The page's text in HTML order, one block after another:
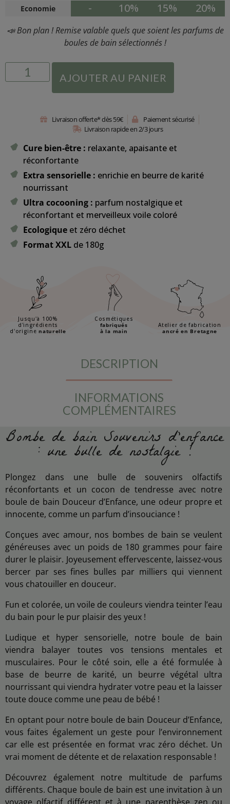
Economie
- 10% 15% 20%
📣 Bon plan ! Remise valable quels que soient les parfums de
boules de bain sélectionnés !
AJOUTER AU PANIER
Livraison offerte* dès 59€
Paiement sécurisé
Livraison rapide en 2/3 jours
Cure bien-être : relaxante, apaisante et
réconfortante
Extra sensorielle : enrichie en beurre de karité
nourrissant
Ultra cocooning : parfum nostalgique et
réconfortant et merveilleux voile coloré
Ecologique et zéro déchet
Format XXL de 180g
Jusqu'à 100%
d'ingrédients
d'originenaturelle
Cosmétiques
fabriqués
à la main
Atelier de fabrication
ancré en Bretagne
DESCRIPTION
INFORMATIONS
COMPLÉMENTAIRES
Bombe de bain Souvenirs d'enfance
: une bulle de nostalgie !
Plongez dans une bulle de souvenirs olfactifs
réconfortants et un cocon de tendresse avec notre
boule de bain Douceur d’Enfance, une odeur propre et
innocente, comme un parfum d’insouciance !
Conçues avec amour, nos bombes de bain se veulent
généreuses avec un poids de 180 grammes pour faire
durer le plaisir. Joyeusement effervescente, laissez-vous
bercer par ses fines bulles par milliers qui viennent
vous chatouiller en douceur.
Fun et colorée, un voile de couleurs viendra teinter l’eau
du bain pour le pur plaisir des yeux !
Ludique et hyper sensorielle, notre boule de bain
viendra balayer toutes vos tensions mentales et
musculaires. Pour le côté soin, elle a été formulée à
base de beurre de karité, un beurre végétal ultra
nourrissant qui viendra hydrater votre peau et la laisser
toute douce comme une peau de bébé !
En optant pour notre boule de bain Douceur d’Enfance,
vous faites également un geste pour l’environnement
car elle est présentée en format vrac zéro déchet. Un
vrai moment de détente et de relaxation responsable !
Découvrez également notre multitude de parfums
différents. Chaque boule de bain est une invitation à un